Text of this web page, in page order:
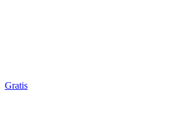
Gratis